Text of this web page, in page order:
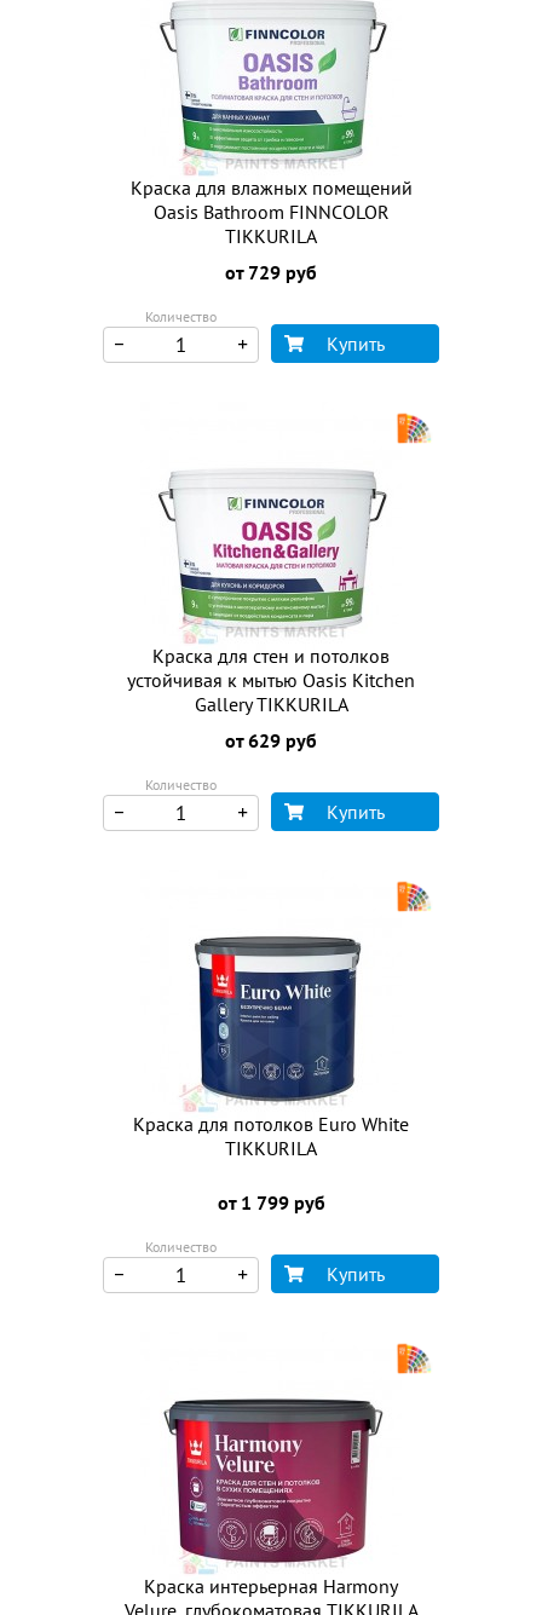
Краска для влажных помещений
Oasis Bathroom FINNCOLOR
TIKKURILA
от 729 руб
Количество
Купить
Краска для стен и потолков
устойчивая к мытью Oasis Kitchen
Gallery TIKKURILA
от 629 руб
Количество
Купить
Краска для потолков Euro White
TIKKURILA
от 1 799 руб
Количество
Купить
Краска интерьерная Harmony
Velure, глубокоматовая TIKKURILA